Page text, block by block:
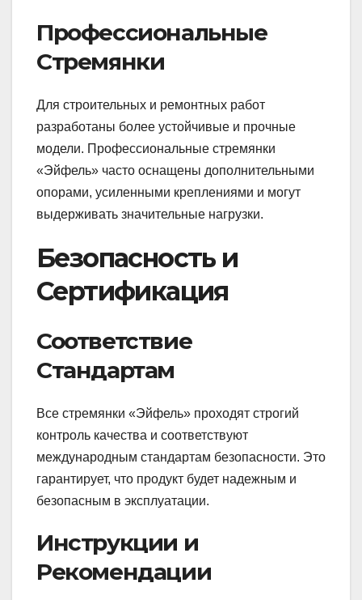
Профессиональные
Стремянки
Для строительных и ремонтных работ
разработаны более устойчивые и прочные
модели. Профессиональные стремянки
«Эйфель» часто оснащены дополнительными
опорами, усиленными креплениями и могут
выдерживать значительные нагрузки.
Безопасность и
Сертификация
Соответствие
Стандартам
Все стремянки «Эйфель» проходят строгий
контроль качества и соответствуют
международным стандартам безопасности. Это
гарантирует, что продукт будет надежным и
безопасным в эксплуатации.
Инструкции и
Рекомендации